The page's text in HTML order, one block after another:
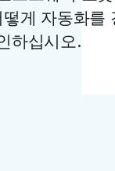
게 자동화를
하십시오.